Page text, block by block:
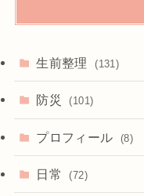
生前整理 (131)
防災 (101)
プロフィール (8)
日常 (72)